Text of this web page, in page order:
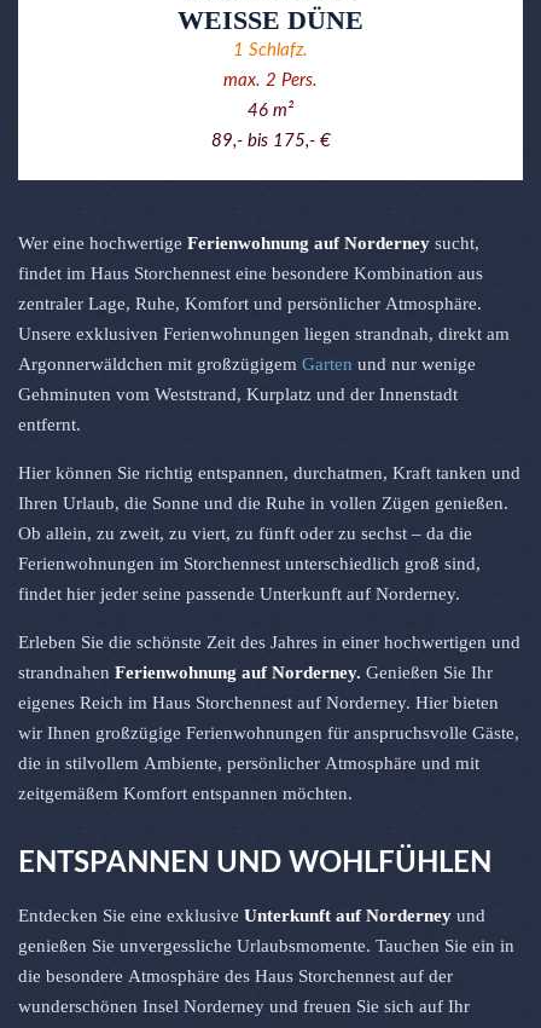
WEISSE DÜNE
1 Schlafz.
max. 2 Pers.
46 m²
89,- bis 175,- €
Wer eine hochwertige Ferienwohnung auf Norderney sucht,
findet im Haus Storchennest eine besondere Kombination aus
zentraler Lage, Ruhe, Komfort und persönlicher Atmosphäre.
Unsere exklusiven Ferienwohnungen liegen strandnah, direkt am
Argonnerwäldchen mit großzügigem Garten und nur wenige
Gehminuten vom Weststrand, Kurplatz und der Innenstadt
entfernt.
Hier können Sie richtig entspannen, durchatmen, Kraft tanken und
Ihren Urlaub, die Sonne und die Ruhe in vollen Zügen genießen.
Ob allein, zu zweit, zu viert, zu fünft oder zu sechst – da die
Ferienwohnungen im Storchennest unterschiedlich groß sind,
findet hier jeder seine passende Unterkunft auf Norderney.
Erleben Sie die schönste Zeit des Jahres in einer hochwertigen und
strandnahen Ferienwohnung auf Norderney. Genießen Sie Ihr
eigenes Reich im Haus Storchennest auf Norderney. Hier bieten
wir Ihnen großzügige Ferienwohnungen für anspruchsvolle Gäste,
die in stilvollem Ambiente, persönlicher Atmosphäre und mit
zeitgemäßem Komfort entspannen möchten.
ENTSPANNEN UND WOHLFÜHLEN
Entdecken Sie eine exklusive Unterkunft auf Norderney und
genießen Sie unvergessliche Urlaubsmomente. Tauchen Sie ein in
die besondere Atmosphäre des Haus Storchennest auf der
wunderschönen Insel Norderney und freuen Sie sich auf Ihr